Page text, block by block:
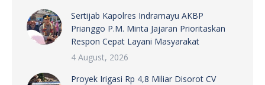
Sertijab Kapolres Indramayu AKBP
Prianggo P.M. Minta Jajaran Prioritaskan
Respon Cepat Layani Masyarakat
4 August, 2026
Proyek Irigasi Rp 4,8 Miliar Disorot CV